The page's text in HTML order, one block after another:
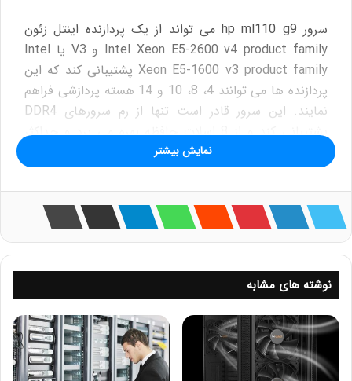
سرور hp ml110 g9 می تواند از یک پردازنده اینتل زئون
Intel Xeon E5-2600 v4 product family و V3 یا Intel
Xeon E5-1600 v3 product family پشتیبانی کند که این
پردازنده ها می توانند 4، 8، 10 و 14 هسته پردازشی فراهم
نمایند. این سرور قادر است تنها از رم سرورهای DDR4
پشتیبانی کند و از 8 اسلات حافظه بهره می برد و حداکثر
گیگابایت می باشد. هم چنین می توانید روی این سرور از 8
عدد هارد ذخیره سازی LFF یا 16 عدد هارد دیسک SFF
استفاده نمایید. از مزیت های دیگر این سرور می توان به
کارت شبکه 2 پورت روی برد اصلی، کنترلر Dynamic Smart
Array B140i و ارائه پورت ILO اشاره نمود.
پیشنهاد مطالعه :تاور سرور چیست
نمایش بیشتر
نوشته های مشابه